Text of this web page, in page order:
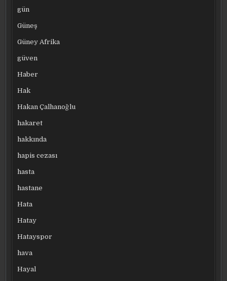
gün
Güneş
Güney Afrika
güven
Haber
Hak
Hakan Çalhanoğlu
hakaret
hakkında
hapis cezası
hasta
hastane
Hata
Hatay
Hatayspor
hava
Hayal